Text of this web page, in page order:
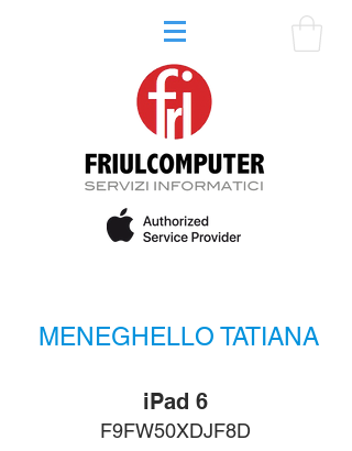
MENEGHELLO TATIANA
F9FW50XDJF8D
iPad 6